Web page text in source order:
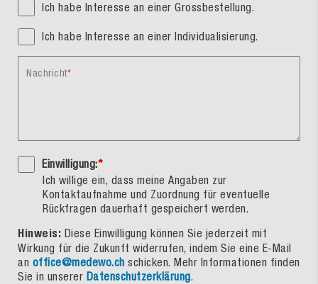
Ich habe Interesse an einer Grossbestellung.
Ich habe Interesse an einer Individualisierung.
Nachricht
Einwilligung:*
Ich willige ein, dass meine Angaben zur
Kontaktaufnahme und Zuordnung für eventuelle
Rückfragen dauerhaft gespeichert werden.
Hinweis: Diese Einwilligung können Sie jederzeit mit
Wirkung für die Zukunft widerrufen, indem Sie eine E-Mail
an office@medewo.ch schicken. Mehr Informationen finden
Sie in unserer Datenschutzerklärung.